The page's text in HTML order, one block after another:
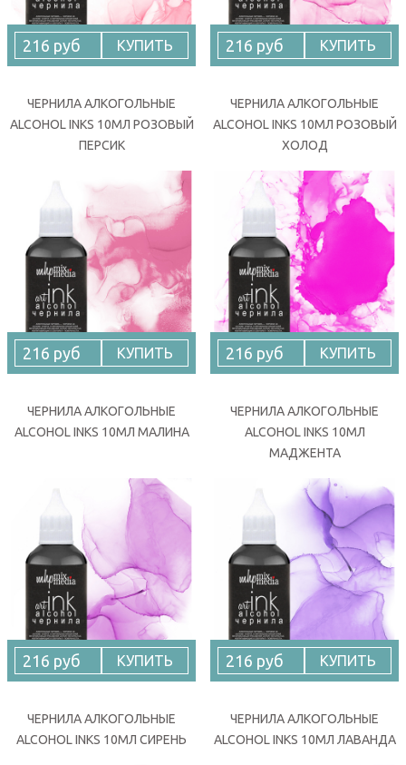
216 руб КУПИТЬ
ЧЕРНИЛА АЛКОГОЛЬНЫЕ
ALCOHOL INKS 10МЛ РОЗОВЫЙ
ПЕРСИК
216 руб КУПИТЬ
ЧЕРНИЛА АЛКОГОЛЬНЫЕ
ALCOHOL INKS 10МЛ РОЗОВЫЙ
ХОЛОД
216 руб КУПИТЬ
ЧЕРНИЛА АЛКОГОЛЬНЫЕ
ALCOHOL INKS 10МЛ МАЛИНА
216 руб КУПИТЬ
ЧЕРНИЛА АЛКОГОЛЬНЫЕ
ALCOHOL INKS 10МЛ
МАДЖЕНТА
216 руб КУПИТЬ
ЧЕРНИЛА АЛКОГОЛЬНЫЕ
ALCOHOL INKS 10МЛ СИРЕНЬ
216 руб КУПИТЬ
ЧЕРНИЛА АЛКОГОЛЬНЫЕ
ALCOHOL INKS 10МЛ ЛАВАНДА